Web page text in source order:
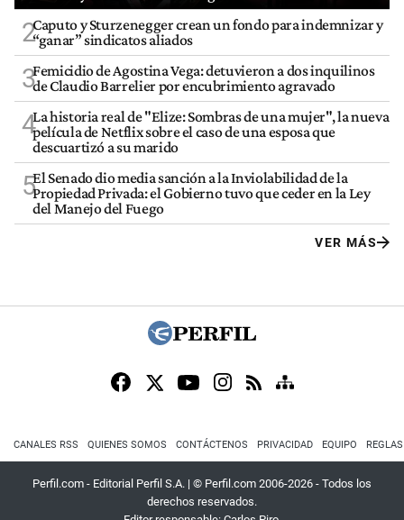
2Caputo y Sturzenegger crean un fondo para indemnizar y
“ganar” sindicatos aliados
3Femicidio de Agostina Vega: detuvieron a dos inquilinos
de Claudio Barrelier por encubrimiento agravado
4La historia real de "Elize: Sombras de una mujer", la nueva
película de Netflix sobre el caso de una esposa que
descuartizó a su marido
5El Senado dio media sanción a la Inviolabilidad de la
Propiedad Privada: el Gobierno tuvo que ceder en la Ley
del Manejo del Fuego
VER MÁS
CANALES RSS QUIENES SOMOS CONTÁCTENOS PRIVACIDAD EQUIPO
Perfil.com - Editorial Perfil S.A. | © Perfil.com 2006-2026 - Todos los
derechos reservados.